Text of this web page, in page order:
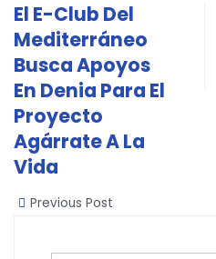
El E-Club Del
Mediterráneo
Busca Apoyos
En Denia Para El
Proyecto
Agárrate A La
Vida
Previous Post